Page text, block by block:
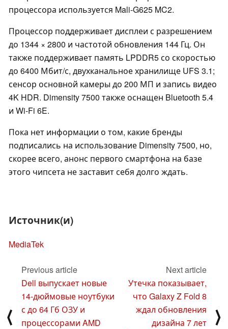
процессора используется Mali-G625 MC2.
Процессор поддерживает дисплеи с разрешением
до 1344 × 2800 и частотой обновления 144 Гц. Он
также поддерживает память LPDDR5 со скоростью
до 6400 Мбит/с, двухканальное хранилище UFS 3.1;
сенсор основной камеры до 200 МП и запись видео
4K HDR. Dimensity 7500 также оснащен Bluetooth 5.4
и Wi-Fi 6E.
Пока нет информации о том, какие бренды
подписались на использование Dimensity 7500, но,
скорее всего, анонс первого смартфона на базе
этого чипсета не заставит себя долго ждать.
Источник(и)
MediaTek
⟨
Previous article
Dell выпускает новые
14-дюймовые ноутбуки
с до 64 Гб ОЗУ и
процессорами AMD
Next article
Утечка показывает,
что Galaxy Z Fold 8
ждал обновления
дизайна 7 лет
⟩